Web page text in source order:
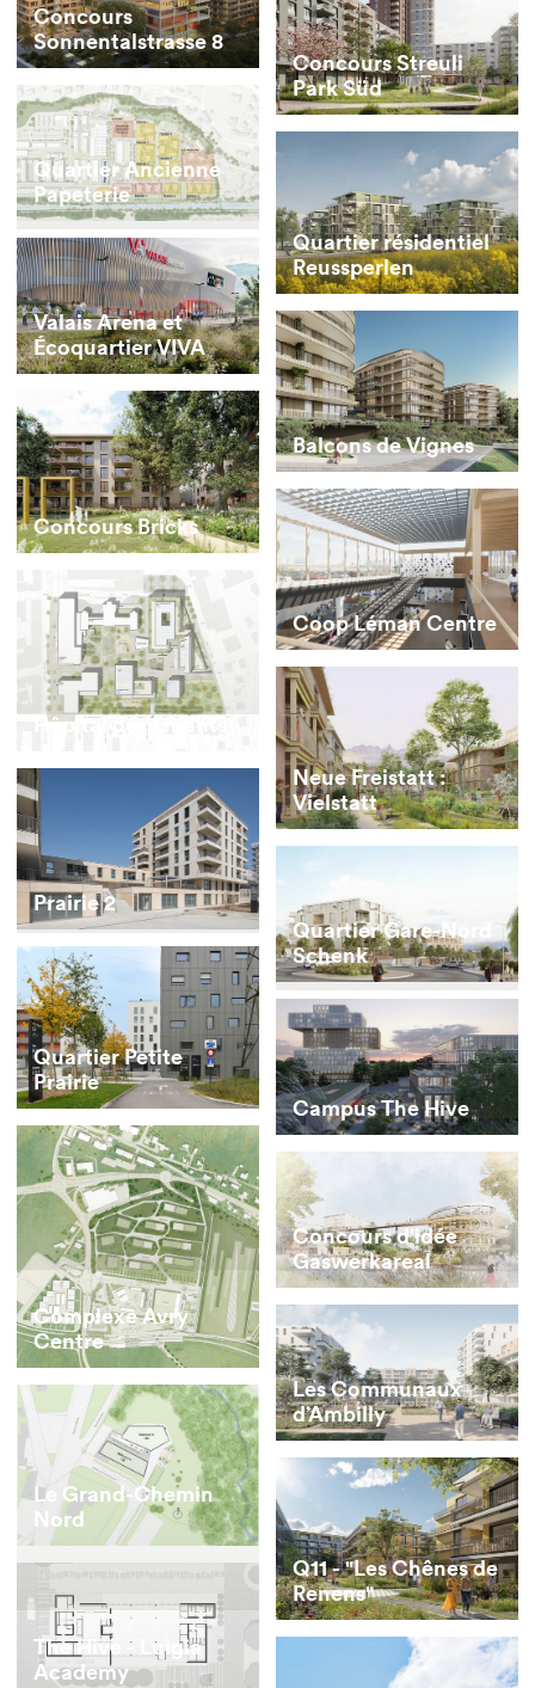
Concours
Sonnentalstrasse 8
Concours Streuli
Park Süd
Quartier Ancienne
Papeterie
Quartier résidentiel
Reussperlen
Valais Arena et
Écoquartier VIVA
Balcons de Vignes
Concours Bricks
Coop Léman Centre
Hôpital des Enfants
Neue Freistatt :
Vielstatt
Prairie 2
Quartier Gare-Nord
Schenk
Quartier Petite
Prairie
Campus The Hive
Complexe Avry
Centre
Concours d’idée
Gaswerkareal
Les Communaux
d’Ambilly
Le Grand-Chemin
Nord
Q11 - "Les Chênes de
Renens"
The Hive - Luigia
Academy